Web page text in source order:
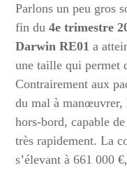
Parlons un peu gros
fin du4e trimestre
Darwin RE01 a
une taille qui permet
Contrairement aux
du mal à manœuvrer,
hors-bord, capable
très rapidement. La
s’élevant à 661 000